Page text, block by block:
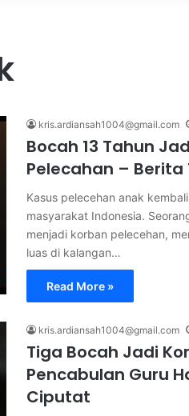
kris.ardiansah1004@gmail.com
Bocah 13 Tahun
Pelecahan – Berita
Kasus pelecehan anak
masyarakat Indonesia.
menjadi korban pelecehan,
luas di kalangan…
Read More »
kris.ardiansah1004@gmail.com
Tiga Bocah Jadi
Pencabulan Guru
Ciputat